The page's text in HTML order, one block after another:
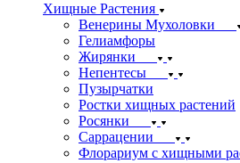
Хищные Растения
Венерины Мухоловки
Гелиамфоры
Жирянки
Непентесы
Пузырчатки
Ростки хищных растений
Росянки
Саррацении
Флорариум с хищными